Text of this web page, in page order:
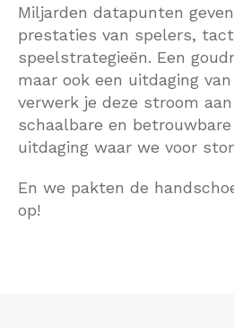
Miljarden datapunten
prestaties van spelers,
speelstrategieën. Een
maar ook een uitdaging
verwerk je deze stroom
schaalbare en
uitdaging waar we voor
En we pakten de
op!